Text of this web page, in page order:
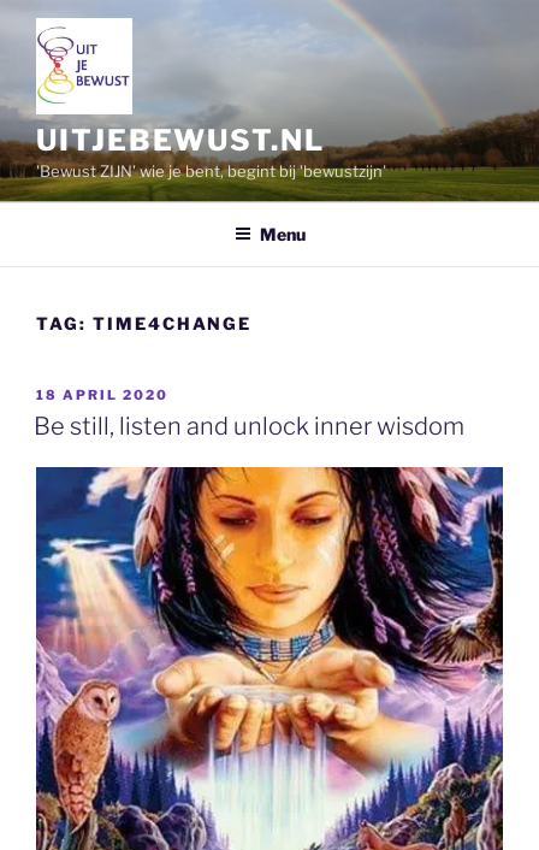
inhoud
UITJEBEWUST.NL
'Bewust ZIJN' wie je bent, begint bij 'bewustzijn'
Menu
TAG: TIME4CHANGE
GEPLAATST
OP
18 APRIL 2020
Be still, listen and unlock inner wisdom